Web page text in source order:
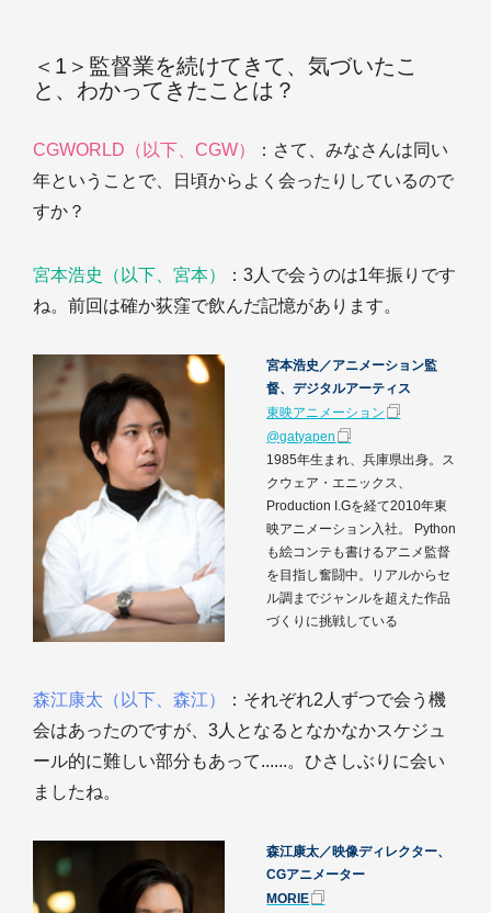
＜1＞監督業を続けてきて、気づいたこ
と、わかってきたことは？
CGWORLD（以下、CGW）
：さて、みなさんは同い
年ということで、日頃からよく会ったりしているので
すか？
宮本浩史（以下、宮本）
：3人で会うのは1年振りです
ね。前回は確か荻窪で飲んだ記憶があります。
宮本浩史／アニメーション監
督、デジタルアーティス
東映アニメーション
@gatyapen
1985年生まれ、兵庫県出身。ス
クウェア・エニックス、
Production I.Gを経て2010年東
映アニメーション入社。 Python
も絵コンテも書けるアニメ監督
を目指し奮闘中。リアルからセ
ル調までジャンルを超えた作品
づくりに挑戦している
森江康太（以下、森江）
：それぞれ2人ずつで会う機
会はあったのですが、3人となるとなかなかスケジュ
ール的に難しい部分もあって......。ひさしぶりに会い
ましたね。
森江康太／映像ディレクター、
CGアニメーター
MORIE